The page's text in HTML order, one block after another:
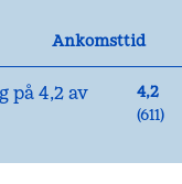
Ankomsttid
4,2
(611)